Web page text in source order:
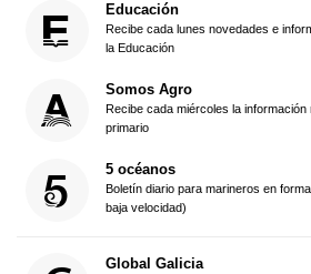
Educación
Recibe cada lunes novedades e
la Educación
Somos Agro
Recibe cada miércoles la
primario
5 océanos
Boletín diario para marineros en
baja velocidad)
Global Galicia